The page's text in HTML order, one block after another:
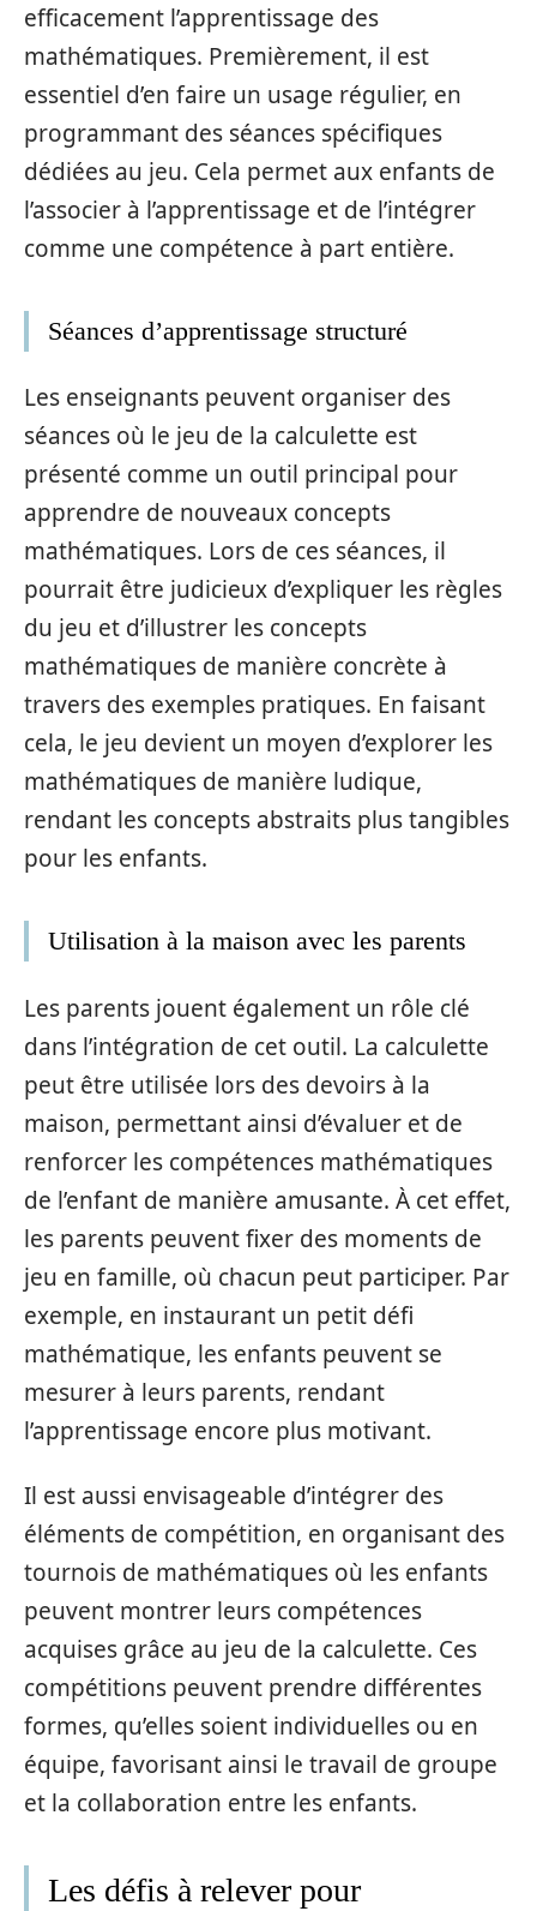
efficacement l’apprentissage des
mathématiques. Premièrement, il est
essentiel d’en faire un usage régulier, en
programmant des séances spécifiques
dédiées au jeu. Cela permet aux enfants de
l’associer à l’apprentissage et de l’intégrer
comme une compétence à part entière.
Séances d’apprentissage structuré
Les enseignants peuvent organiser des
séances où le jeu de la calculette est
présenté comme un outil principal pour
apprendre de nouveaux concepts
mathématiques. Lors de ces séances, il
pourrait être judicieux d’expliquer les règles
du jeu et d’illustrer les concepts
mathématiques de manière concrète à
travers des exemples pratiques. En faisant
cela, le jeu devient un moyen d’explorer les
mathématiques de manière ludique,
rendant les concepts abstraits plus tangibles
pour les enfants.
Utilisation à la maison avec les parents
Les parents jouent également un rôle clé
dans l’intégration de cet outil. La calculette
peut être utilisée lors des devoirs à la
maison, permettant ainsi d’évaluer et de
renforcer les compétences mathématiques
de l’enfant de manière amusante. À cet effet,
les parents peuvent fixer des moments de
jeu en famille, où chacun peut participer. Par
exemple, en instaurant un petit défi
mathématique, les enfants peuvent se
mesurer à leurs parents, rendant
l’apprentissage encore plus motivant.
Il est aussi envisageable d’intégrer des
éléments de compétition, en organisant des
tournois de mathématiques où les enfants
peuvent montrer leurs compétences
acquises grâce au jeu de la calculette. Ces
compétitions peuvent prendre différentes
formes, qu’elles soient individuelles ou en
équipe, favorisant ainsi le travail de groupe
et la collaboration entre les enfants.
Les défis à relever pour